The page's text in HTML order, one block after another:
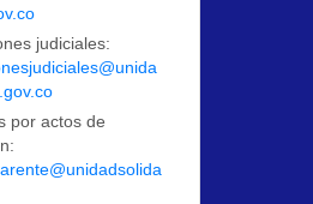
judiciales:
por actos de